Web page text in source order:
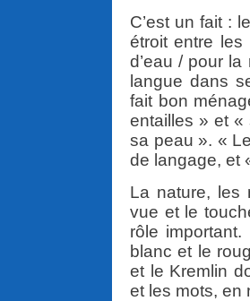
C’est un fait :
étroit entre
d’eau / pour
langue dans
fait bon
entailles » et «
sa peau ». «
de langage, et
La nature, les
vue et le
rôle
blanc et le
et le Kremlin
et les mots, en